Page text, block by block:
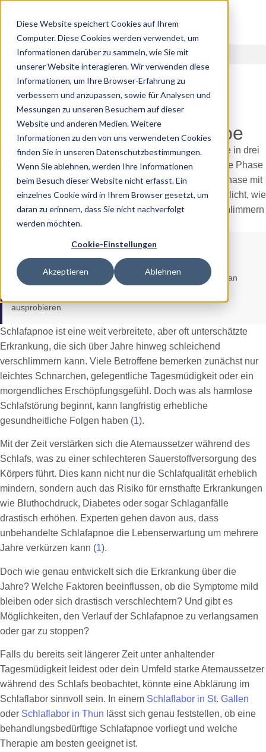
Diese Website speichert Cookies auf Ihrem
Computer. Diese Cookies werden verwendet, um
Informationen darüber zu sammeln, wie Sie mit
unserer Website interagieren. Wir verwenden diese
Informationen, um Ihre Browser-Erfahrung zu
verbessern und anzupassen, sowie für Analysen und
Messungen zu unseren Besuchern auf dieser
Website und anderen Medien. Weitere
Informationen zu den von uns verwendeten Cookies
finden Sie in unseren Datenschutzbestimmungen.
Wenn Sie ablehnen, werden Ihre Informationen
beim Besuch dieser Website nicht erfasst. Ein
einzelnes Cookie wird in Ihrem Browser gesetzt, um
daran zu erinnern, dass Sie nicht nachverfolgt
werden möchten.
Cookie-Einstellungen
Akzeptieren Ablehnen
22.09.2025
Der Verlauf von Schlafapnoe
Die Informationen in diesem Artikel sind nur für
Bildungszwecke gedacht und sollen keine professionelle
medizinische Beratung ersetzen. Wenden Sie sich immer an
ausprobieren.
Schlafapnoe ist eine weit verbreitete, aber oft unterschätzte
Erkrankung, die sich über Jahre hinweg schleichend
verschlimmern kann. Viele Betroffene bemerken zunächst nur
leichtes Schnarchen, gelegentliche Tagesmüdigkeit oder ein
morgendliches Erschöpfungsgefühl. Doch was als harmlose
Schlafstörung beginnt, kann langfristig erhebliche
gesundheitliche Folgen haben (1).
Mit der Zeit verstärken sich die Atemaussetzer während des
Schlafs, was zu einer schlechteren Sauerstoffversorgung des
Körpers führt. Dies kann nicht nur die Schlafqualität erheblich
mindern, sondern auch das Risiko für ernsthafte Erkrankungen
wie Bluthochdruck, Diabetes oder sogar Schlaganfälle
drastisch erhöhen. Experten gehen davon aus, dass
unbehandelte Schlafapnoe die Lebenserwartung um mehrere
Jahre verkürzen kann (1).
Doch wie genau entwickelt sich die Erkrankung über die
Jahre? Welche Faktoren beeinflussen, ob die Symptome mild
bleiben oder sich drastisch verschlechtern? Und gibt es
Möglichkeiten, den Verlauf der Schlafapnoe zu verlangsamen
oder gar zu stoppen?
Falls du bereits seit längerer Zeit unter anhaltender
Tagesmüdigkeit leidest oder dein Umfeld starke Atemaussetzer
während des Schlafs beobachtet, könnte eine Abklärung im
Schlaflabor sinnvoll sein. In einem Schlaflabor in St. Gallen
oder Schlaflabor in Thun lässt sich genau feststellen, ob eine
behandlungsbedürftige Schlafapnoe vorliegt und welche
Therapie am besten geeignet ist.